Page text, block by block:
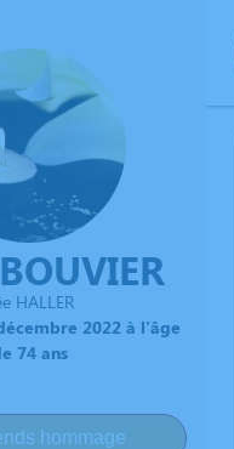
HALLER
2022 à l'âge
74 ans
hommage